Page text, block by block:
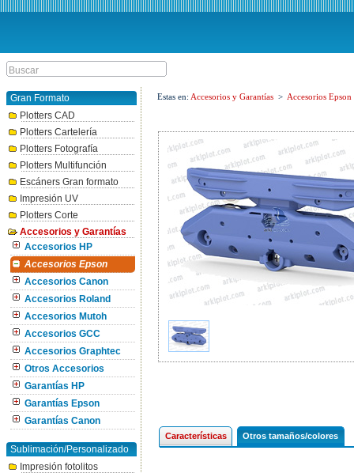
Gran Formato
Plotters CAD
Plotters Cartelería
Plotters Fotografía
Plotters Multifunción
Escáners Gran formato
Impresión UV
Plotters Corte
Accesorios y Garantías
Accesorios HP
Accesorios Epson
Accesorios Canon
Accesorios Roland
Accesorios Mutoh
Accesorios GCC
Accesorios Graphtec
Otros Accesorios
Garantías HP
Garantías Epson
Garantías Canon
Sublimación/Personalizado
Impresión fotolitos
Estas en: Accesorios y Garantías > Accesorios Epson
Características Otros tamaños/colores